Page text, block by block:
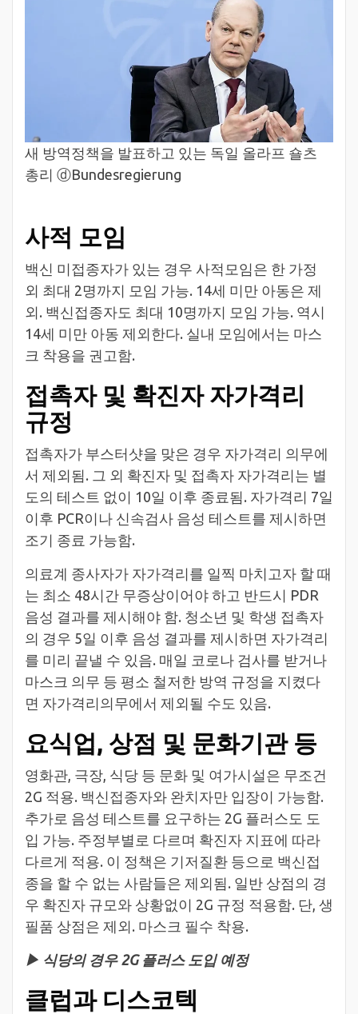
새 방역정책을 발표하고 있는 독일 올라프 숄츠
총리 ⓓBundesregierung
사적 모임
백신 미접종자가 있는 경우 사적모임은 한 가정
외 최대 2명까지 모임 가능. 14세 미만 아동은 제
외. 백신접종자도 최대 10명까지 모임 가능. 역시
14세 미만 아동 제외한다. 실내 모임에서는 마스
크 착용을 권고함.
접촉자 및 확진자 자가격리
규정
접촉자가 부스터샷을 맞은 경우 자가격리 의무에
서 제외됨. 그 외 확진자 및 접촉자 자가격리는 별
도의 테스트 없이 10일 이후 종료됨. 자가격리 7일
이후 PCR이나 신속검사 음성 테스트를 제시하면
조기 종료 가능함.
의료계 종사자가 자가격리를 일찍 마치고자 할 때
는 최소 48시간 무증상이어야 하고 반드시 PDR
음성 결과를 제시해야 함. 청소년 및 학생 접촉자
의 경우 5일 이후 음성 결과를 제시하면 자가격리
를 미리 끝낼 수 있음. 매일 코로나 검사를 받거나
마스크 의무 등 평소 철저한 방역 규정을 지켰다
면 자가격리의무에서 제외될 수도 있음.
요식업, 상점 및 문화기관 등
영화관, 극장, 식당 등 문화 및 여가시설은 무조건
2G 적용. 백신접종자와 완치자만 입장이 가능함.
추가로 음성 테스트를 요구하는 2G 플러스도 도
입 가능. 주정부별로 다르며 확진자 지표에 따라
다르게 적용. 이 정책은 기저질환 등으로 백신접
종을 할 수 없는 사람들은 제외됨. 일반 상점의 경
우 확진자 규모와 상황없이 2G 규정 적용함. 단, 생
필품 상점은 제외. 마스크 필수 착용.
▶ 식당의 경우 2G 플러스 도입 예정
클럽과 디스코텍